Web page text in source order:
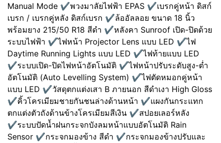
Manual Mode ✔️พวงมาลัยไฟฟ้า EPAS ✔️เบรกคู่หน้า ดิสก์
เบรก / เบรกคู่หลัง ดิสก์เบรก ✔️ล้ออัลลอย ขนาด 18 นิ้ว
พร้อมยาง 215/50 R18 สีดำ ✔️หลังคา Sunroof เปิด-ปิดด้วย
ระบบไฟฟ้า ✔️ไฟหน้า Projector Lens แบบ LED ✔️ไฟ
Daytime Running Lights แบบ LED ✔️ไฟท้ายแบบ LED
✔️ระบบเปิด-ปิดไฟหน้าอัตโนมัติ ✔️ไฟหน้าปรับระดับสูง-ต่ำ
อัตโนมัติ (Auto Levelling System) ✔️ไฟตัดหมอกคู่หน้า
แบบ LED ✔️วัสดุตกแต่งเสา B ภายนอก สีดำเงา High Gloss
✔️คิ้วโครเมียมชายกันชนล่างด้านหน้า ✔️แผงกันกระแทก
ตกแต่งตัวถังด้านข้างโครเมียมสีเงิน ✔️สปอยเลอร์หลัง
✔️ระบบปัดน้ำฝนกระจกบังลมหน้าแบบอัตโนมัติ Rain
Sensor ✔️กระจกมองข้าง สีดำ ✔️กระจกมองข้างปรับและ